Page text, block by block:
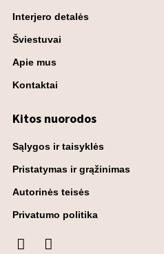
Interjero detalės
Šviestuvai
Apie mus
Kontaktai
Kitos nuorodos
Sąlygos ir taisyklės
Pristatymas ir grąžinimas
Autorinės teisės
Privatumo politika